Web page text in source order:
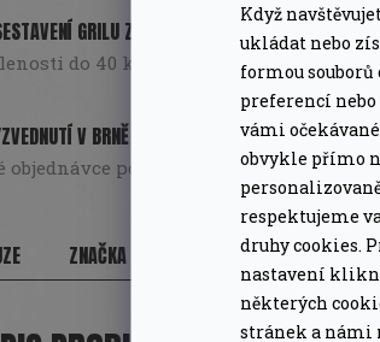
Když
ukládat nebo
formou
preferencí nebo
vámi
obvykle přímo
respektujeme
druhy cookies.
nastavení
některých
stránek a námi
GRILU ZDARMA
do 40 km od Brna. Pouze pro grily
V BRNĚ
objednávce poukázka na další nákup
ZNAČKA